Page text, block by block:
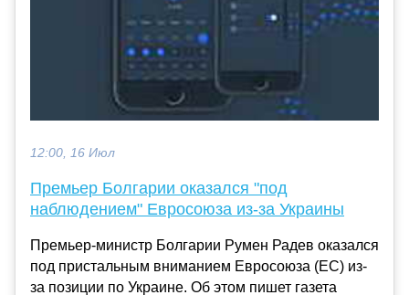
12:00, 16 Июл
Премьер Болгарии оказался "под
наблюдением" Евросоюза из-за Украины
Премьер-министр Болгарии Румен Радев оказался
под пристальным вниманием Евросоюза (ЕС) из-
за позиции по Украине. Об этом пишет газета